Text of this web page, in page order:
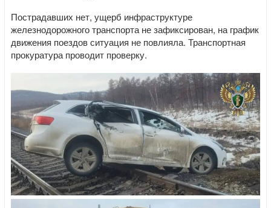
Пострадавших нет, ущерб инфраструктуре
железнодорожного транспорта не зафиксирован, на график
движения поездов ситуация не повлияла. Транспортная
прокуратура проводит проверку.